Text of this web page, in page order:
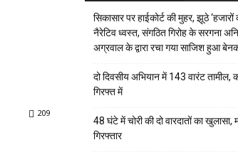
209
सिकासार पर हाईकोर्ट की मुहर, झूठे
नैरेटिव ध्वस्त, संगठित गिरोह के सरगना
अग्रवाल के द्वारा रचा गया साजिश हुआ
दो दिवसीय अभियान में 143 वारंट तामील,
गिरफ्त में
48 घंटे में चोरी की दो वारदातों का खुलासा,
गिरफ्तार